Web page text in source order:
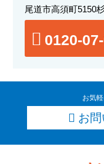
尾道市高須町5150
0120-
お気
お